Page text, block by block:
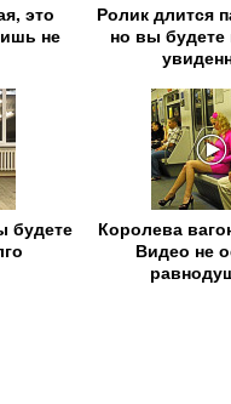
это
не
Ролик длится
но вы
будете
Королева
Видео не